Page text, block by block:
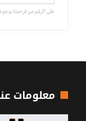
على الرغم من فرحتنا
معلومات